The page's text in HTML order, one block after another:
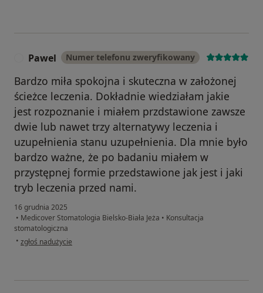
Pawel Numer telefonu zweryfikowany
Bardzo miła spokojna i skuteczna w założonej
ścieżce leczenia. Dokładnie wiedziałam jakie
jest rozpoznanie i miałem przdstawione zawsze
dwie lub nawet trzy alternatywy leczenia i
uzupełnienia stanu uzupełnienia. Dla mnie było
bardzo ważne, że po badaniu miałem w
przystępnej formie przedstawione jak jest i jaki
tryb leczenia przed nami.
16 grudnia 2025
• Medicover Stomatologia Bielsko-Biała Jeża • Konsultacja
stomatologiczna
• w opinii użytkownika Pawel
zgłoś nadużycie